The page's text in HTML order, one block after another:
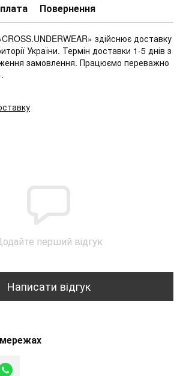
Повернення
здійснює доставку
України. Термін доставки 1-5 днів з
замовлення. Працюємо переважно
перший відгук
Написати відгук